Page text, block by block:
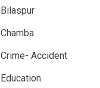
Bilaspur
Chamba
Crime- Accident
Education